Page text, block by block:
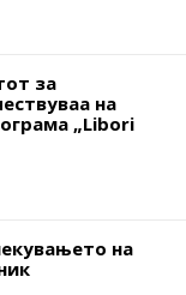
за
на
„Libori
на